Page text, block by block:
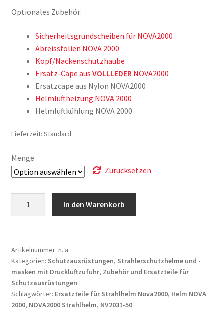
Optionales Zubehör:
Sicherheitsgrundscheiben für NOVA2000
Abreissfolien NOVA 2000
Kopf/Nackenschutzhaube
Ersatz-Cape aus VOLLLEDER NOVA2000
Ersatzcape aus Nylon NOVA2000
Helmluftheizung NOVA 2000
Helmluftkühlung NOVA 2000
Lieferzeit: Standard
Menge
Zurücksetzen
2000
RU.634-
02
Menge
In den Warenkorb
Artikelnummer: n. a.
Kategorien: Schutzausrüstungen, Strahlerschutzhelme und -
masken mit Druckluftzufuhr, Zubehör und Ersatzteile für
Schutzausrüstungen
Schlagwörter: Ersatzteile für Strahlhelm Nova2000, Helm NOVA
2000, NOVA2000 Strahlhelm, NV2031-50